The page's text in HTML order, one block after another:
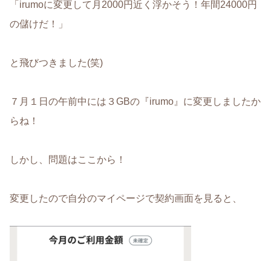
「irumoに変更して月2000円近く浮かそう！年間24000円
の儲けだ！」
と飛びつきました(笑)
７月１日の午前中には３GBの『irumo』に変更しましたか
らね！
しかし、問題はここから！
変更したので自分のマイページで契約画面を見ると、